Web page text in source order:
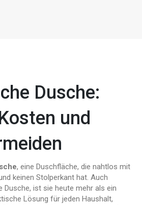
Dusche:
und
, eine Duschfläche, die nahtlos mit
keinen Stolperkant hat. Auch
Dusche, ist sie heute mehr als ein
Lösung für jeden Haushalt,